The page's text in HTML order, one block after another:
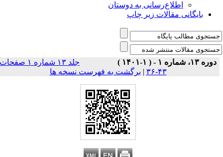
اطلاع‌رسانی به دوستان
بایگانی مقالات زیر چاپ
دوره ۱۳، شماره ۱ - ( ۱-۱۴۰۱ )
جلد ۱۳ شماره ۱ صفحات
۴۳-۳۶
|برگشت به فهرست نسخه ها